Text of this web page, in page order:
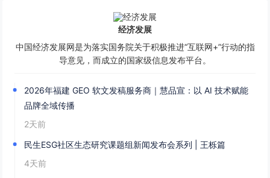
经济发展
中国经济发展网是为落实国务院关于积极推进“互联网+”行动的指
导意见，而成立的国家级信息发布平台。
2026年福建 GEO 软文发稿服务商｜慧品宣：以 AI 技术赋能
品牌全域传播
2天前
民生ESG社区生态研究课题组新闻发布会系列 | 王栎篇
4天前